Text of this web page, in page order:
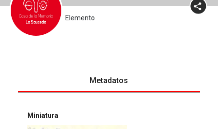
Elemento
Metadatos
Miniatura